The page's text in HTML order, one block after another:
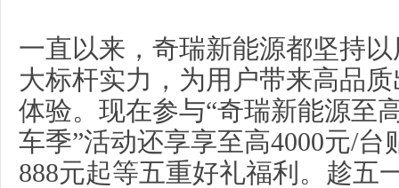
一直以来，奇瑞新能源都坚持
大标杆实力，为用户带来高品
体验。现在参与“奇瑞新能源至
车季”活动还享享至高4000元/台
888元起等五重好礼福利。趁五